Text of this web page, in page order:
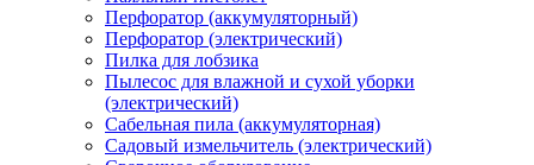
Перфоратор (аккумуляторный)
Перфоратор (электрический)
Пилка для лобзика
Пылесос для влажной и сухой уборки
(электрический)
Сабельная пила (аккумуляторная)
Садовый измельчитель (электрический)